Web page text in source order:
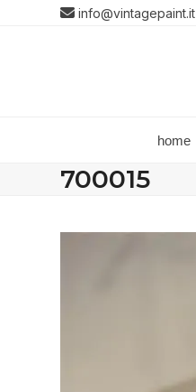
info@vintagepaint.it
home
700015